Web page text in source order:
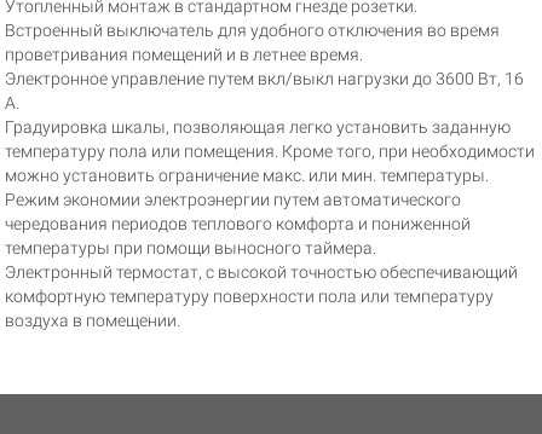
Утопленный монтаж в стандартном гнезде розетки.
Встроенный выключатель для удобного отключения во время
проветривания помещений и в летнее время.
Электронное управление путем вкл/выкл нагрузки до 3600 Вт, 16
A.
Градуировка шкалы, позволяющая легко установить заданную
температуру пола или помещения. Кроме того, при необходимости
можно установить ограничение макс. или мин. температуры.
Режим экономии электроэнергии путем автоматического
чередования периодов теплового комфорта и пониженной
температуры при помощи выносного таймера.
Электронный термостат, с высокой точностью обеспечивающий
комфортную температуру поверхности пола или температуру
воздуха в помещении.